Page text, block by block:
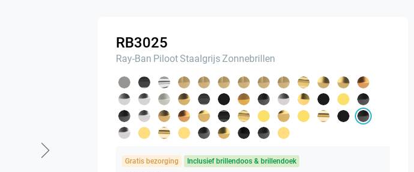
RB3025
Ray-Ban Piloot StaalgrijsZonnebrillen
Gratis bezorging Inclusief brillendoos & brillendoek